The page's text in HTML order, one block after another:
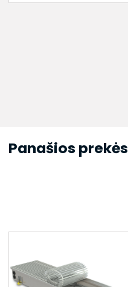
Panašios prekės